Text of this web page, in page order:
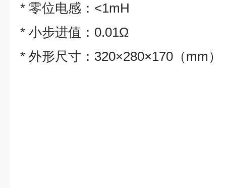
* 零位电感：<1mH
* 小步进值：0.01Ω
* 外形尺寸：320×280×170（mm）